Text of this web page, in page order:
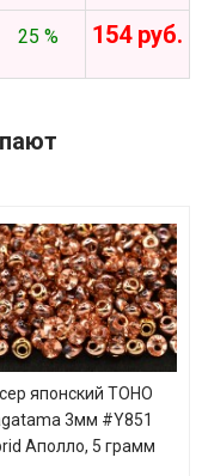
25 % 154 руб.
японский TOHO
3мм #Y851
Аполло, 5 грамм